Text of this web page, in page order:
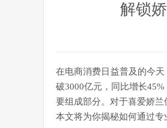
解锁
在电商消费日益普及的今天
破3000亿元，同比增长
要组成部分。对于喜爱娇兰
本文将为你揭秘如何通过专